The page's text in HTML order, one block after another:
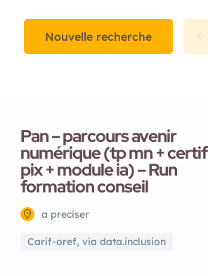
Nouvelle recherche
Pan – parcours avenir
numérique (tp mn + certif
pix + module ia) – Run
formation conseil
a preciser
Carif-oref, via data.inclusion